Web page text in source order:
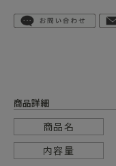
商品詳細
商品名
内容量